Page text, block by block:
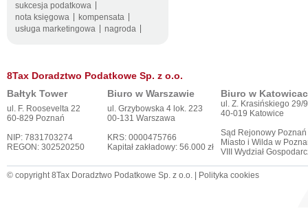
sukcesja podatkowa
nota księgowa
kompensata
usługa marketingowa
nagroda
8Tax Doradztwo Podatkowe Sp. z o.o.
Bałtyk Tower
Biuro w Warszawie Biuro w
ul. F. Roosevelta 22
60-829 Poznań
NIP: 7831703274
REGON: 302520250
ul. Grzybowska 4 lok. 223
00-131 Warszawa
KRS: 0000475766
Kapitał zakładowy: 56.000 zł
ul. Z. Krasińskiego 29/9
40-019 Katowice
Sąd Rejonowy
Miasto i Wilda w
VIII Wydział
© copyright 8Tax Doradztwo Podatkowe Sp. z o.o. | Polityka cookies